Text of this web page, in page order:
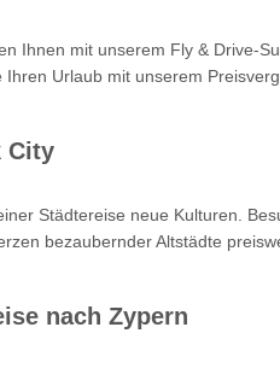
mit unserem Fly & Drive-
Urlaub mit unserem
City
Städtereise neue Kulturen.
bezaubernder Altstädte
nach Zypern